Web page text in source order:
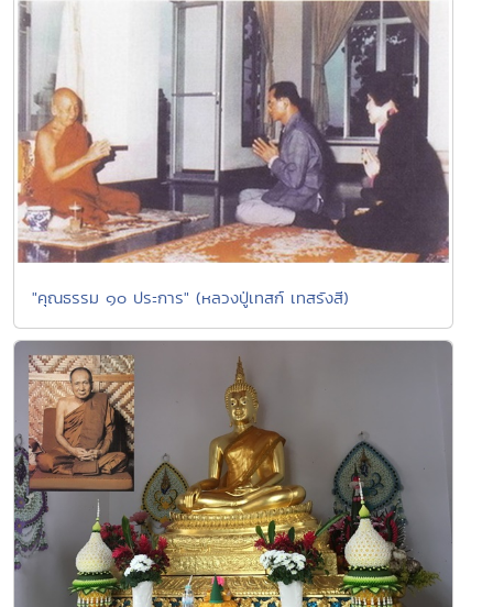
"คุณธรรม ๑๐ ประการ" (หลวงปู่เทสก์ เทสรังสี)